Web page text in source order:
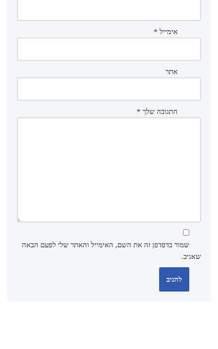
אימייל *
אתר
התגובה שלך *
שמור בדפדפן זה את השם, האימייל והאתר שלי לפעם הבאה
שאגיב.